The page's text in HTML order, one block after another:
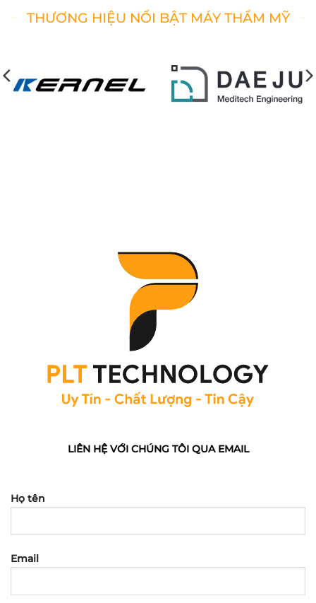
THƯƠNG HIỆU NỔI BẬT MÁY THẨM MỸ
LIÊN HỆ VỚI CHÚNG TÔI QUA EMAIL
Họ tên
Email